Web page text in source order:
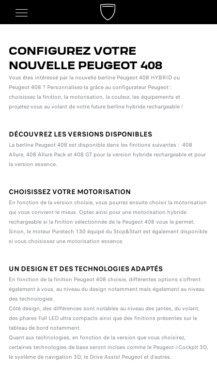
CONFIGUREZ VOTRE
NOUVELLE PEUGEOT 408
Vous êtes intéressé par la nouvelle berline Peugeot 408 HYBRID ou
Peugeot 408 ? Personnalisez-la grâce au configurateur Peugeot :
choisissez la finition, la motorisation, la couleur, les équipements et
projetez-vous au volant de votre future berline hybride rechargeable !
DÉCOUVREZ LES VERSIONS DISPONIBLES
La berline Peugeot 408 est disponible dans les finitions suivantes : 408
Allure, 408 Allure Pack et 408 GT pour la version hybride rechargeable et pour
la version essence.
CHOISISSEZ VOTRE MOTORISATION
En fonction de la version choisie, vous pourrez ensuite choisir la motorisation
qui vous convient le mieux. Optez ainsi pour une motorisation hybride
rechargeable si la finition sélectionnée de la Peugeot 408 vous le permet.
Sinon, le moteur Puretech 130 équipé du Stop&Start est également disponible
si vous choisissez une motorisation essence.
UN DESIGN ET DES TECHNOLOGIES ADAPTÉS
En fonction de la finition Peugeot 408 choisie, différentes options s’offrent
également à vous, au niveau du design notamment mais également au niveau
des technologies.
Côté design, des différences sont notables au niveau des jantes, du volant,
des phares Full LED ultra compacts ainsi que des finitions présentes sur le
tableau de bord notamment.
Quant aux technologies, en fonction de la version que vous choisirez,
certaines technologies de base seront inclues comme le Peugeot i-Cockpit 3D,
le système de navigation 3D, le Drive Assist Peugeot et d’autres.